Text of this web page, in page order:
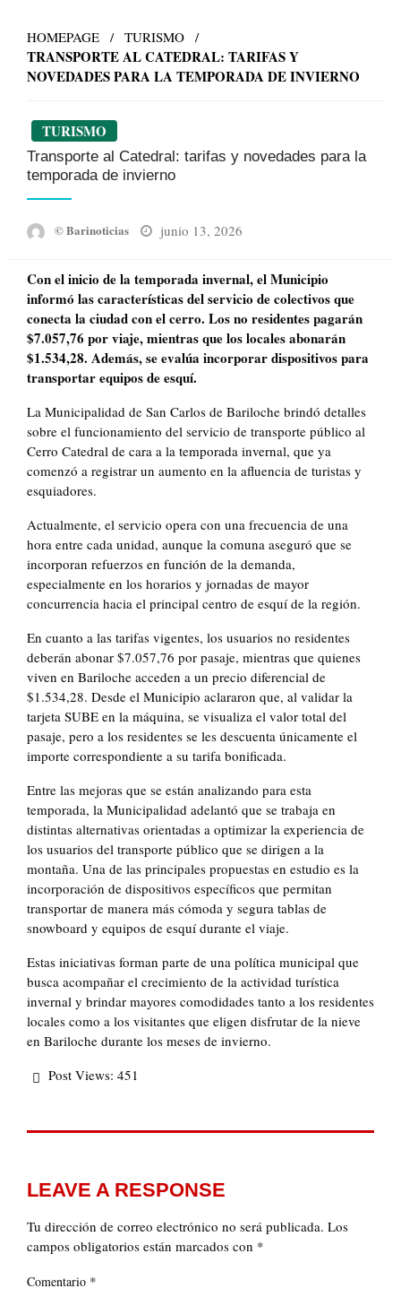
HOMEPAGE TURISMO
TRANSPORTE AL CATEDRAL: TARIFAS Y
NOVEDADES PARA LA TEMPORADA DE INVIERNO
TURISMO
Transporte al Catedral: tarifas y novedades para la
temporada de invierno
© Barinoticias
Posted
junio 13, 2026
Con el inicio de la temporada invernal, el Municipio
informó las características del servicio de colectivos que
conecta la ciudad con el cerro. Los no residentes pagarán
$7.057,76 por viaje, mientras que los locales abonarán
$1.534,28. Además, se evalúa incorporar dispositivos para
transportar equipos de esquí.
La Municipalidad de San Carlos de Bariloche brindó detalles
sobre el funcionamiento del servicio de transporte público al
Cerro Catedral de cara a la temporada invernal, que ya
comenzó a registrar un aumento en la afluencia de turistas y
esquiadores.
Actualmente, el servicio opera con una frecuencia de una
hora entre cada unidad, aunque la comuna aseguró que se
incorporan refuerzos en función de la demanda,
especialmente en los horarios y jornadas de mayor
concurrencia hacia el principal centro de esquí de la región.
En cuanto a las tarifas vigentes, los usuarios no residentes
deberán abonar $7.057,76 por pasaje, mientras que quienes
viven en Bariloche acceden a un precio diferencial de
$1.534,28. Desde el Municipio aclararon que, al validar la
tarjeta SUBE en la máquina, se visualiza el valor total del
pasaje, pero a los residentes se les descuenta únicamente el
importe correspondiente a su tarifa bonificada.
Entre las mejoras que se están analizando para esta
temporada, la Municipalidad adelantó que se trabaja en
distintas alternativas orientadas a optimizar la experiencia de
los usuarios del transporte público que se dirigen a la
montaña. Una de las principales propuestas en estudio es la
incorporación de dispositivos específicos que permitan
transportar de manera más cómoda y segura tablas de
snowboard y equipos de esquí durante el viaje.
Estas iniciativas forman parte de una política municipal que
busca acompañar el crecimiento de la actividad turística
invernal y brindar mayores comodidades tanto a los residentes
locales como a los visitantes que eligen disfrutar de la nieve
en Bariloche durante los meses de invierno.
Post Views: 451
LEAVE A RESPONSE
Tu dirección de correo electrónico no será publicada. Los
campos obligatorios están marcados con *
Comentario *